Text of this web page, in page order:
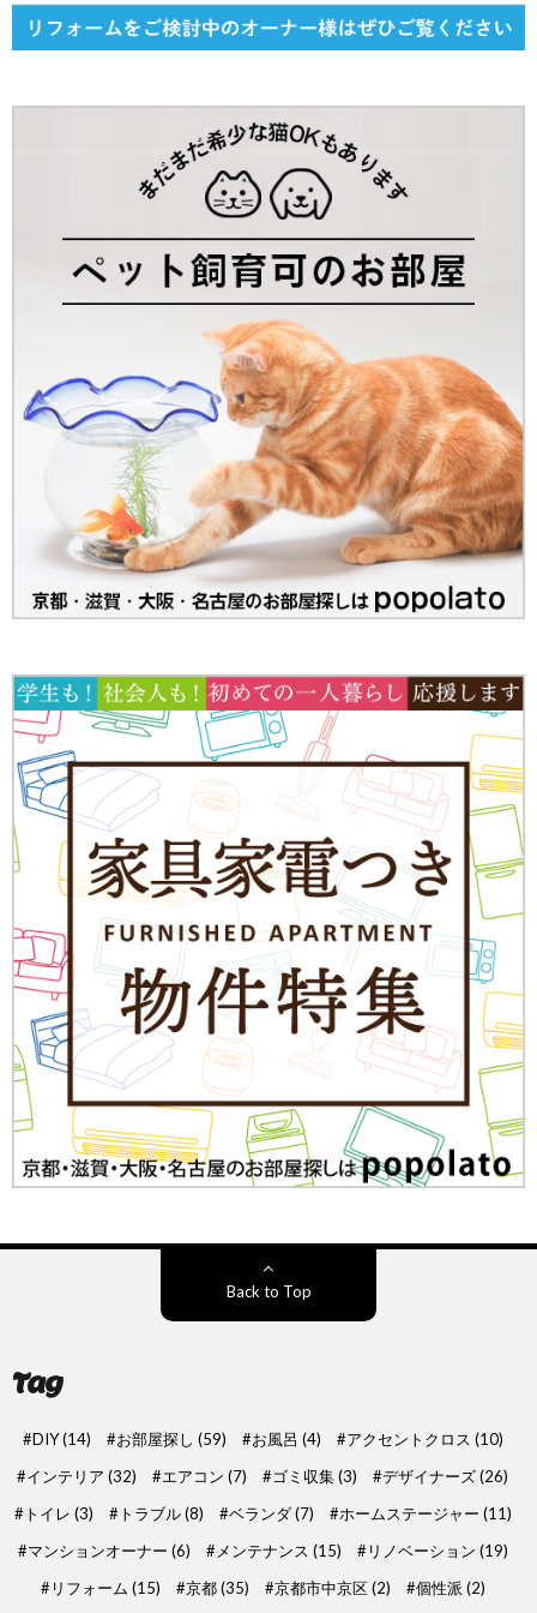
Back to Top
Tag
DIY(14) お部屋探し (59) お風呂 (4) アクセントクロス (10)
インテリア (32) エアコン (7) ゴミ収集(3) デザイナーズ(26)
トイレ (3) トラブル(8) ベランダ(7) ホームステージャー (11)
マンションオーナー (6) メンテナンス (15) リノベーション (19)
リフォーム (15) 京都(35) 京都市中京区(2) 個性派 (2)